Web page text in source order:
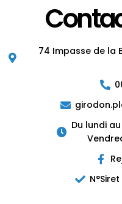
74 Impasse de la
Du lundi